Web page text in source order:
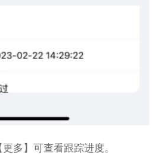
多】可查看跟踪进度。